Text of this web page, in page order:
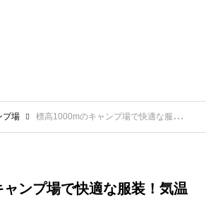
プ場 標高1000mのキャンプ場で快適な服装！気温に合わせた防寒対策
ンプ場で快適な服装！気温